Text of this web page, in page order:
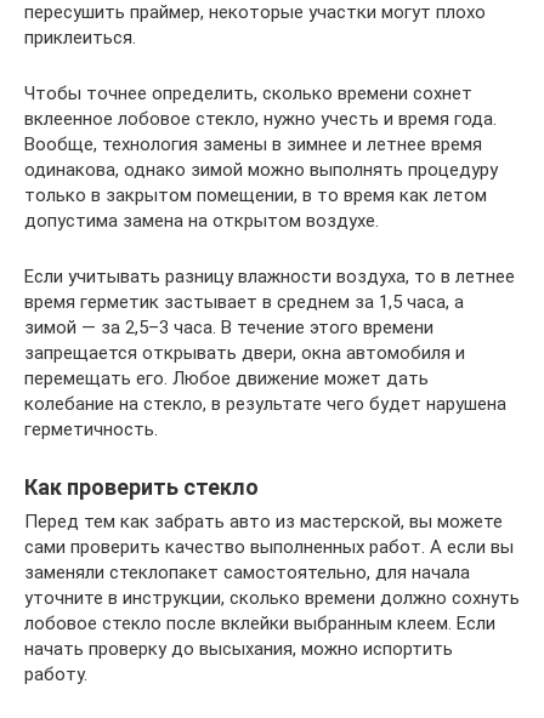
пересушить праймер, некоторые участки могут плохо
приклеиться.
Чтобы точнее определить, сколько времени сохнет
вклеенное лобовое стекло, нужно учесть и время года.
Вообще, технология замены в зимнее и летнее время
одинакова, однако зимой можно выполнять процедуру
только в закрытом помещении, в то время как летом
допустима замена на открытом воздухе.
Если учитывать разницу влажности воздуха, то в летнее
время герметик застывает в среднем за 1,5 часа, а
зимой — за 2,5–3 часа. В течение этого времени
запрещается открывать двери, окна автомобиля и
перемещать его. Любое движение может дать
колебание на стекло, в результате чего будет нарушена
герметичность.
Как проверить стекло
Перед тем как забрать авто из мастерской, вы можете
сами проверить качество выполненных работ. А если вы
заменяли стеклопакет самостоятельно, для начала
уточните в инструкции, сколько времени должно сохнуть
лобовое стекло после вклейки выбранным клеем. Если
начать проверку до высыхания, можно испортить
работу.